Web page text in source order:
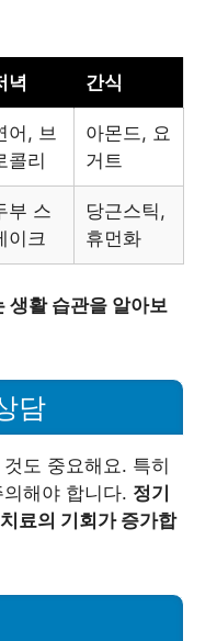
녁 간식
어, 브
콜리
아몬드, 요
거트
부 스
이크
당근스틱,
휴먼화
생활 습관을 알아보
담
도 중요해요. 특히
해야 합니다. 정기
료의 기회가 증가합